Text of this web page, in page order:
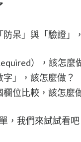
呆」與「驗證」
），該怎麼
」，該怎麼做？
位比較，該怎麼
，我們來試試看吧